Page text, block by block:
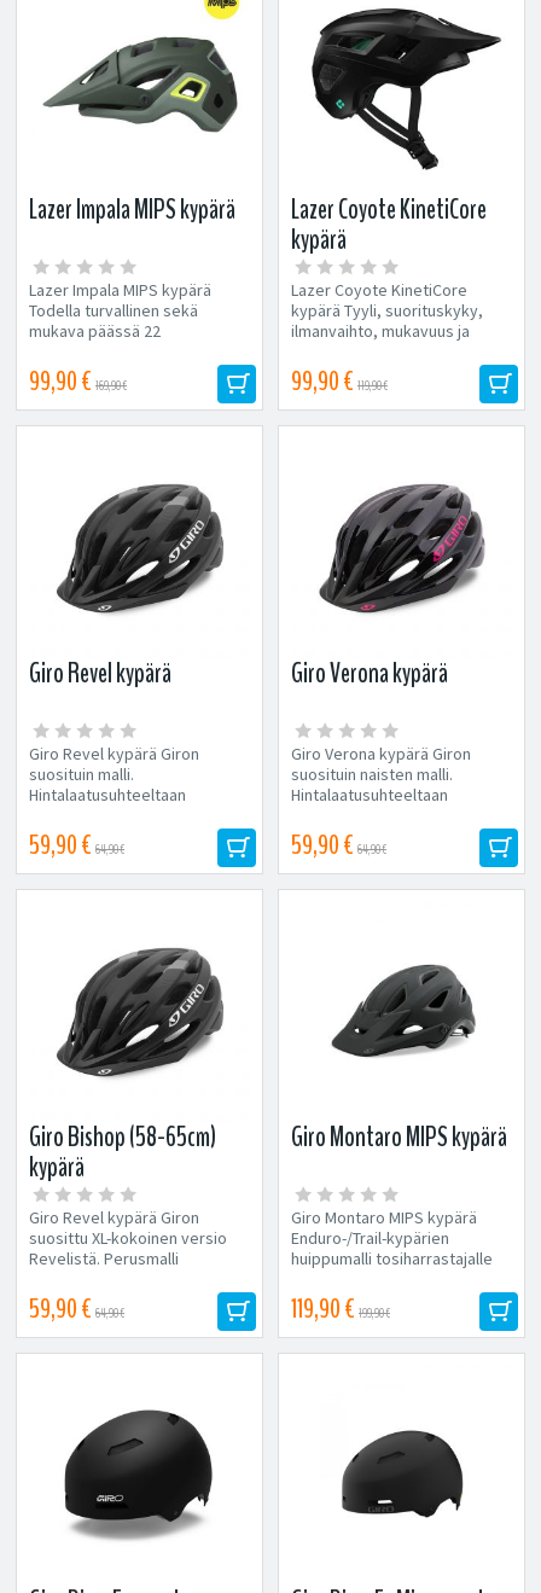
Lazer Impala MIPS kypärä
Lazer Impala MIPS kypärä
Todella turvallinen sekä
mukava päässä 22
Helppokäyttöinen ATS-
kiinnityssysteemi In-Mold-
teknologia Säädettävä...
99,90 € 169,90 €
Lazer Coyote KinetiCore
kypärä
Lazer Coyote KinetiCore
kypärä Tyyli, suorituskyky,
ilmanvaihto, mukavuus ja
puhtaan käytännöllisessä...
99,90 € 119,90 €
Giro Revel kypärä
Giro Revel kypärä Giron
suosituin malli.
Hintalaatusuhteeltaan
hyvällä...
59,90 € 64,90 €
Giro Verona kypärä
Giro Verona kypärä Giron
suosituin naisten malli.
Hintalaatusuhteeltaan
hyvällä...
59,90 € 64,90 €
Giro Bishop (58-65cm)
kypärä
Giro Revel kypärä Giron
suosittu XL-kokoinen versio
Revelistä. Perusmalli
hintalaatusuhteella,...
59,90 € 64,90 €
Giro Montaro MIPS kypärä
Giro Montaro MIPS kypärä
Enduro-/Trail-kypärien
huippumalli tosiharrastajalle
119,90 € 199,90 €